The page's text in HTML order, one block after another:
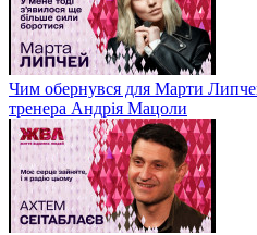
Чим обернувся для Марти
тренера Андрія Мацоли